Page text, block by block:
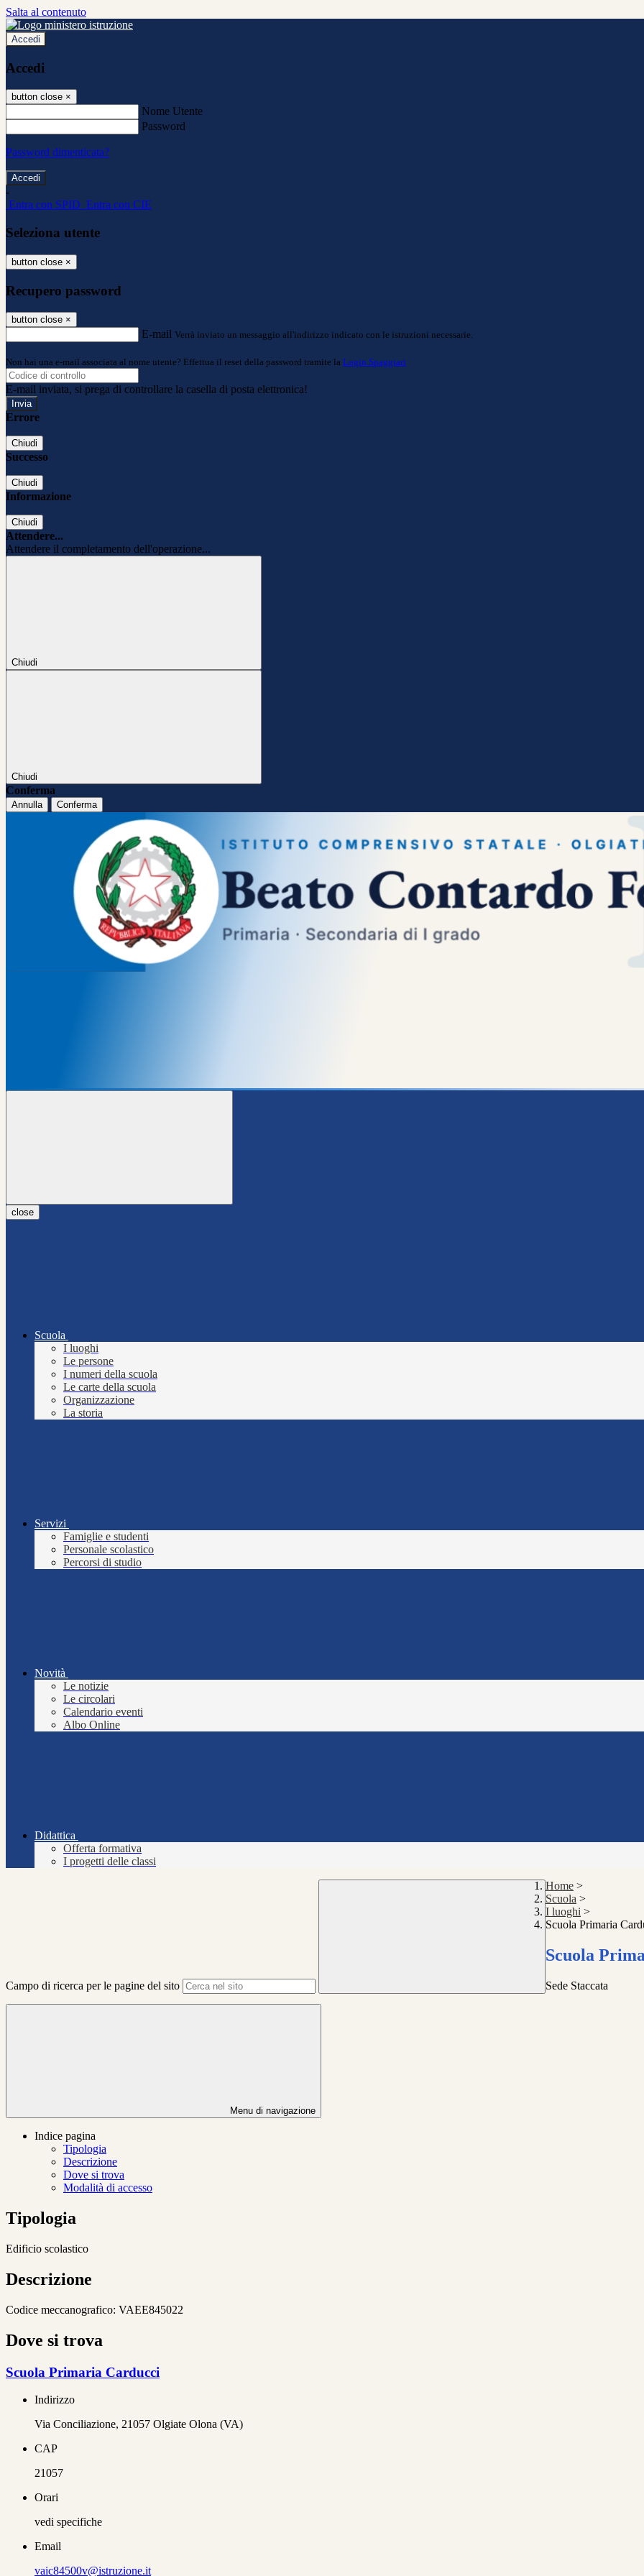
Salta al contenuto
Accedi
Accedi
button close ×
Nome Utente
Password
Password dimenticata?
-
Entra con SPID Entra con CIE
Seleziona utente
button close ×
Recupero password
button close ×
E-mail Verrà inviato un messaggio all'indirizzo indicato con le istruzioni necessarie.
Non hai una e-mail associata al nome utente? Effettua il reset della password tramite la Login Spaggiari
E-mail inviata, si prega di controllare la casella di posta elettronica!
Errore
Chiudi
Successo
Chiudi
Informazione
Chiudi
Attendere...
Attendere il completamento dell'operazione...
Chiudi
Chiudi
Conferma
Annulla Conferma
close
Scuola
I luoghi
Le persone
I numeri della scuola
Le carte della scuola
Organizzazione
La storia
Servizi
Famiglie e studenti
Personale scolastico
Percorsi di studio
Novità
Le notizie
Le circolari
Calendario eventi
Albo Online
Didattica
Offerta formativa
I progetti delle classi
Campo di ricerca per le pagine del sito
Home >
Scuola >
I luoghi >
Scuola Primaria
Scuola
Sede Staccata
Menu di navigazione
Indice pagina
Tipologia
Descrizione
Dove si trova
Modalità di accesso
Tipologia
Edificio scolastico
Descrizione
Codice meccanografico: VAEE845022
Dove si trova
Scuola Primaria Carducci
Indirizzo
Via Conciliazione, 21057 Olgiate Olona (VA)
CAP
21057
Orari
vedi specifiche
Email
vaic84500v@istruzione.it